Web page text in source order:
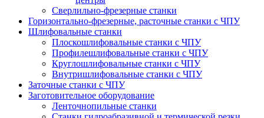
Сверлильно-фрезерные станки
Горизонтально-фрезерные, расточные станки с ЧПУ
Шлифовальные станки
Плоскошлифовальные станки с ЧПУ
Профилешлифовальные станки с ЧПУ
Круглошлифовальные станки с ЧПУ
Внутришлифовальные станки с ЧПУ
Заточные станки с ЧПУ
Заготовительное оборудование
Ленточнопильные станки